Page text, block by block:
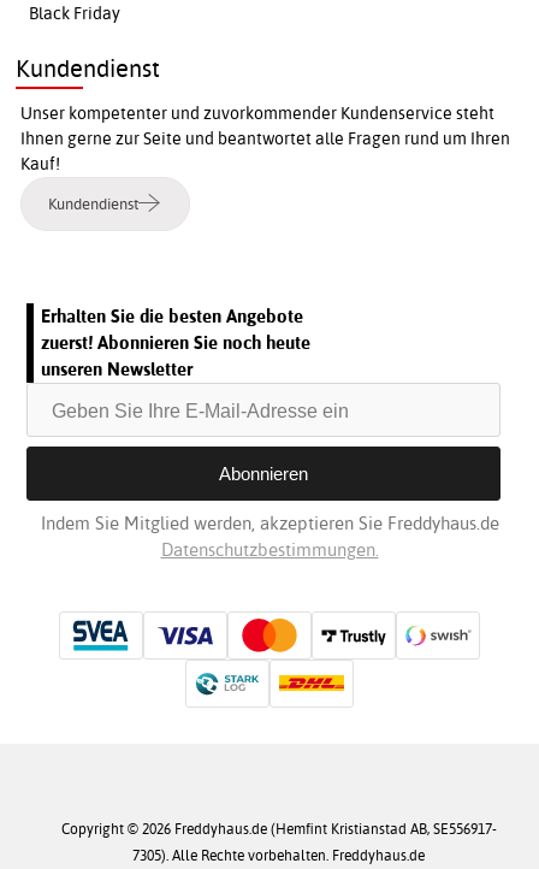
Black Friday
Kundendienst
Unser kompetenter und zuvorkommender Kundenservice steht
Ihnen gerne zur Seite und beantwortet alle Fragen rund um Ihren
Kauf!
Kundendienst
Erhalten Sie die besten Angebote
zuerst! Abonnieren Sie noch heute
unseren Newsletter
Indem Sie Mitglied werden, akzeptieren Sie Freddyhaus.de
Datenschutzbestimmungen.
Copyright © 2026 Freddyhaus.de (Hemfint Kristianstad AB, SE556917-
7305). Alle Rechte vorbehalten. Freddyhaus.de